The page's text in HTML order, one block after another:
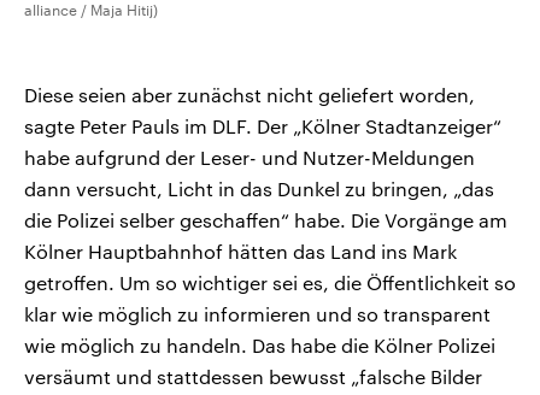
alliance / Maja Hitij)
Diese seien aber zunächst nicht geliefert worden,
sagte Peter Pauls im DLF. Der „Kölner Stadtanzeiger“
habe aufgrund der Leser- und Nutzer-Meldungen
dann versucht, Licht in das Dunkel zu bringen, „das
die Polizei selber geschaffen“ habe. Die Vorgänge am
Kölner Hauptbahnhof hätten das Land ins Mark
getroffen. Um so wichtiger sei es, die Öffentlichkeit so
klar wie möglich zu informieren und so transparent
wie möglich zu handeln. Das habe die Kölner Polizei
versäumt und stattdessen bewusst „falsche Bilder